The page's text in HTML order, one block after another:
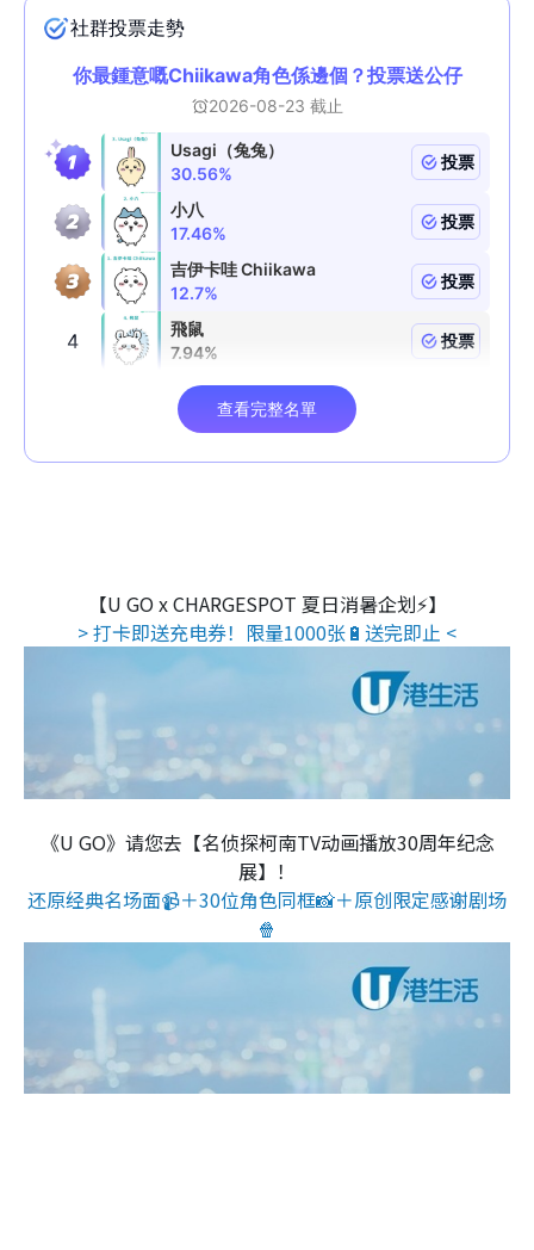
【U GO x CHARGESPOT 夏日消暑企划⚡】
> 打卡即送充电券！限量1000张🔋送完即止 <
《U GO》请您去【名侦探柯南TV动画播放30周年纪念
展】！
还原经典名场面📹＋30位角色同框📸＋原创限定感谢剧场
🍿